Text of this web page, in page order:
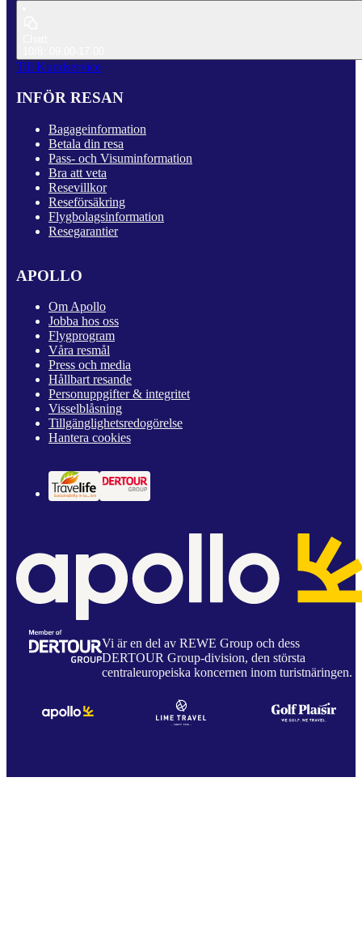
Till Kundservice
INFÖR RESAN
Bagageinformation
Betala din resa
Pass- och Visuminformation
Bra att veta
Resevillkor
Reseförsäkring
Flygbolagsinformation
Resegarantier
APOLLO
Om Apollo
Jobba hos oss
Flygprogram
Våra resmål
Press och media
Hållbart resande
Personuppgifter & integritet
Visselblåsning
Tillgänglighetsredogörelse
Hantera cookies
Vi är en del av REWE Group och dess
DERTOUR Group-division, den största
centraleuropeiska koncernen inom turistnäringen.